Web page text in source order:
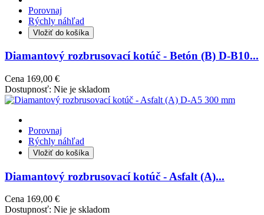
Porovnaj
Rýchly náhľad
Vložiť do košíka
Diamantový rozbrusovací kotúč - Betón (B) D-B10...
Cena 169,00 €
Dostupnosť: Nie je skladom
Porovnaj
Rýchly náhľad
Vložiť do košíka
Diamantový rozbrusovací kotúč - Asfalt (A)...
Cena 169,00 €
Dostupnosť: Nie je skladom